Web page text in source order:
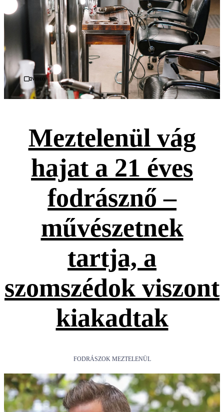
Videó
Meztelenül vág
hajat a 21 éves
fodrásznő –
művészetnek
tartja, a
szomszédok viszont
kiakadtak
FODRÁSZOK MEZTELENÜL